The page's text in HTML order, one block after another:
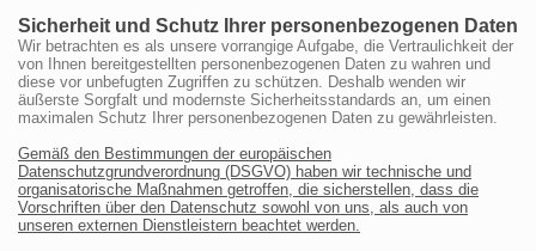
Sicherheit und Schutz Ihrer personenbezogenen Daten
Wir betrachten es als unsere vorrangige Aufgabe, die Vertraulichkeit der
von Ihnen bereitgestellten personenbezogenen Daten zu wahren und
diese vor unbefugten Zugriffen zu schützen. Deshalb wenden wir
äußerste Sorgfalt und modernste Sicherheitsstandards an, um einen
maximalen Schutz Ihrer personenbezogenen Daten zu gewährleisten.
Gemäß den Bestimmungen der europäischen
Datenschutzgrundverordnung (DSGVO) haben wir technische und
organisatorische Maßnahmen getroffen, die sicherstellen, dass die
Vorschriften über den Datenschutz sowohl von uns, als auch von
unseren externen Dienstleistern beachtet werden.